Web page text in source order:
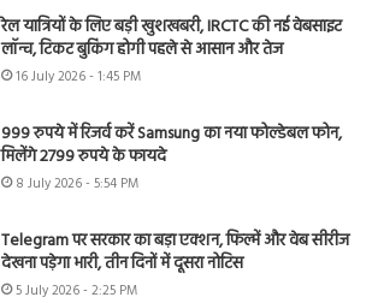
रेल यात्रियों के लिए बड़ी खुशखबरी, IRCTC की नई वेबसाइट
लॉन्च, टिकट बुकिंग होगी पहले से आसान और तेज
16 July 2026 - 1:45 PM
999 रुपये में रिजर्व करें Samsung का नया फोल्डेबल फोन,
मिलेंगे 2799 रुपये के फायदे
8 July 2026 - 5:54 PM
Telegram पर सरकार का बड़ा एक्शन, फिल्में और वेब सीरीज
देखना पड़ेगा भारी, तीन दिनों में दूसरा नोटिस
5 July 2026 - 2:25 PM